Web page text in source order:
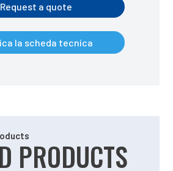
Request a quote
la scheda tecnica
PRODUCTS